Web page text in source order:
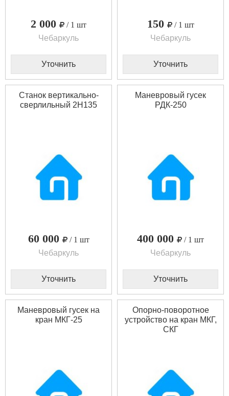
2 000
/ 1 шт
Чебаркуль
Уточнить
150
/ 1 шт
Чебаркуль
Уточнить
Станок вертикально-
сверлильный 2Н135
60 000
/ 1 шт
Чебаркуль
Уточнить
Маневровый гусек
РДК-250
400 000
/ 1 шт
Чебаркуль
Уточнить
Маневровый гусек на
кран МКГ-25
Опорно-поворотное
устройство на кран МКГ,
СКГ